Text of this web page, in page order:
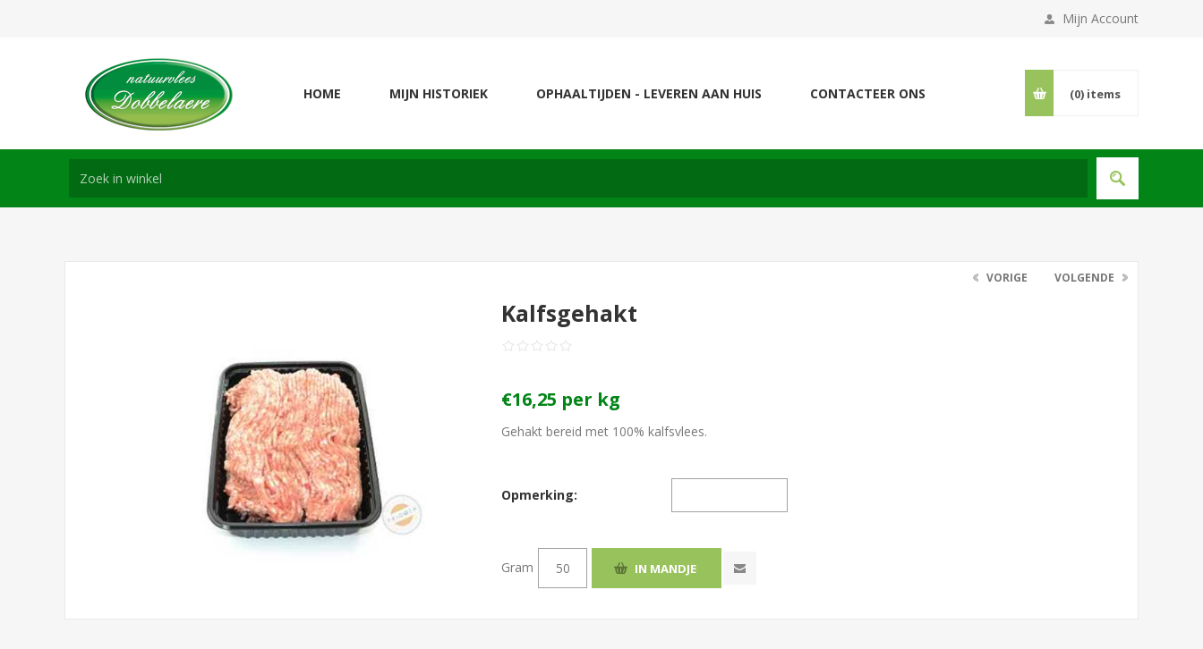
Mijn Account
HOME MIJN HISTORIEK OPHAALTIJDEN - LEVEREN AAN HUIS CONTACTEER ONS (0) items
VORIGE VOLGENDE
Kalfsgehakt
€16,25 per kg
Gehakt bereid met 100% kalfsvlees.
Opmerking:
Gram